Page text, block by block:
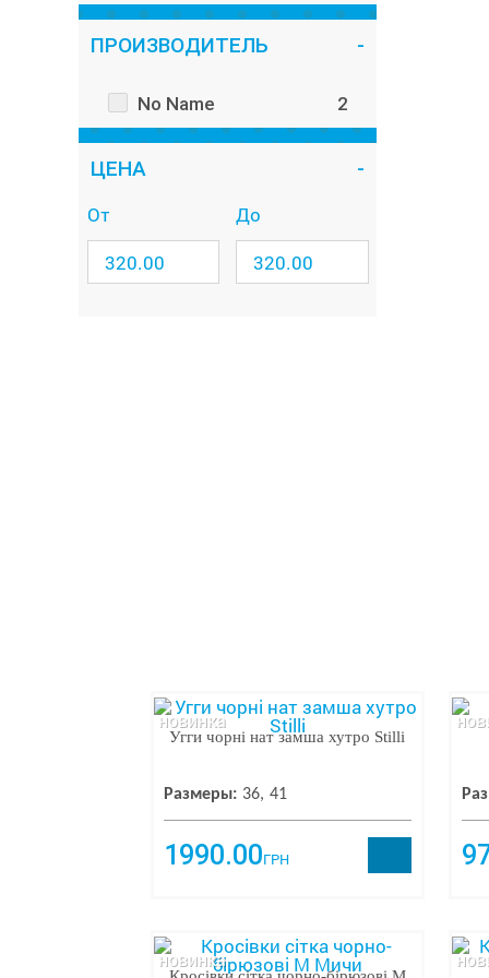
ПРОИЗВОДИТЕЛЬ
No Name 2
ЦЕНА
От
До
Угги чорні нат замша хутро Stilli
Размеры: 36 41
1990.00ГРН
новинка
новинка